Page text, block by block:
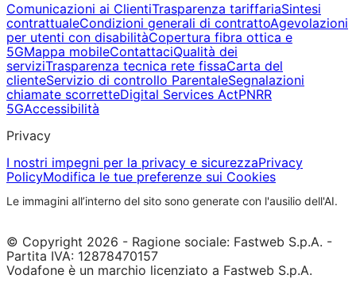
Comunicazioni ai ClientiTrasparenza tariffariaSintesi
contrattualeCondizioni generali di contrattoAgevolazioni
per utenti con disabilitàCopertura fibra ottica e
5GMappa mobileContattaciQualità dei
serviziTrasparenza tecnica rete fissaCarta del
clienteServizio di controllo ParentaleSegnalazioni
chiamate scorretteDigital Services ActPNRR
5GAccessibilità
Privacy
I nostri impegni per la privacy e sicurezzaPrivacy
PolicyModifica le tue preferenze sui Cookies
Le immagini all’interno del sito sono generate con l'ausilio dell'AI.
© Copyright 2026 - Ragione sociale: Fastweb S.p.A. -
Partita IVA: 12878470157
Vodafone è un marchio licenziato a Fastweb S.p.A.